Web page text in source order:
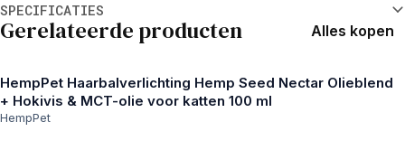
SPECIFICATIES
Gerelateerde producten Alles kopen
HempPet Haarbalverlichting Hemp Seed Nectar Olieblend
+ Hokivis & MCT-olie voor katten 100 ml
HempPet